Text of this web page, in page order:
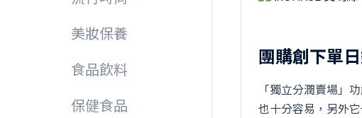
美妝保養
食品飲料
保健食品
團購創下單
「獨立分潤賣場」
也十分容易，另外